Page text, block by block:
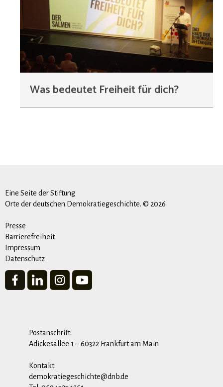
Was bedeutet Freiheit für dich?
Eine Seite der Stiftung
Orte der deutschen Demokratiegeschichte. © 2026
Presse
Barrierefreiheit
Impressum
Datenschutz
Postanschrift:
Adickesallee 1 – 60322 Frankfurt am Main
Kontakt:
demokratiegeschichte@dnb.de